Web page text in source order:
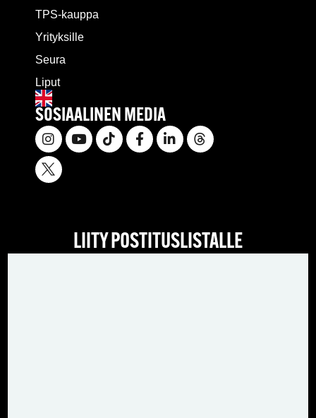
TPS-kauppa
Yrityksille
Seura
Liput
SOSIAALINEN MEDIA
LIITY POSTITUSLISTALLE